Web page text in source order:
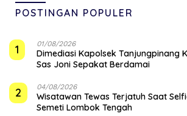
POSTINGAN POPULER
1 01/08/2026
Dimediasi Kapolsek Tanjungpinang
Sas Joni Sepakat Berdamai
2 04/08/2026
Wisatawan Tewas Terjatuh Saat
Semeti Lombok Tengah